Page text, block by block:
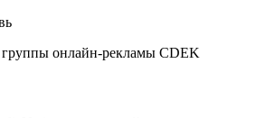
группы онлайн-рекламы CDEK